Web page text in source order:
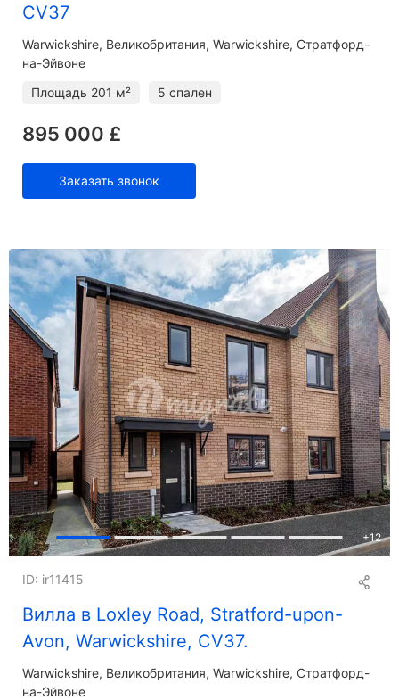
CV37
Warwickshire Великобритания, Warwickshire, Стратфорд-
на-Эйвоне
Площадь 201 м² 5 спален
895 000 £
Заказать звонок
+12
Вилла в Loxley Road, Stratford-upon-
Avon, Warwickshire, CV37.
ID: ir11415
Warwickshire Великобритания, Warwickshire, Стратфорд-
на-Эйвоне